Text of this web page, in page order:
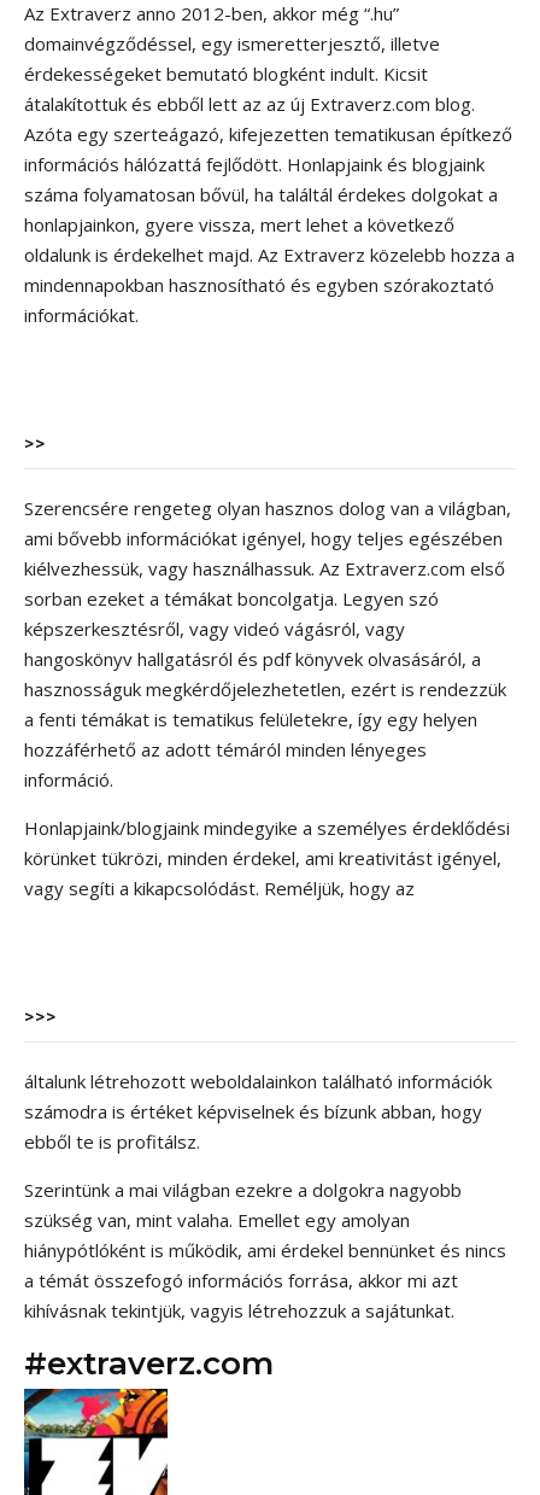
Az Extraverz anno 2012-ben, akkor még “.hu”
domainvégződéssel, egy ismeretterjesztő, illetve
érdekességeket bemutató blogként indult. Kicsit
átalakítottuk és ebből lett az az új Extraverz.com blog.
Azóta egy szerteágazó, kifejezetten tematikusan építkező
információs hálózattá fejlődött. Honlapjaink és blogjaink
száma folyamatosan bővül, ha találtál érdekes dolgokat a
honlapjainkon, gyere vissza, mert lehet a következő
oldalunk is érdekelhet majd. Az Extraverz közelebb hozza a
mindennapokban hasznosítható és egyben szórakoztató
információkat.
>>
Szerencsére rengeteg olyan hasznos dolog van a világban,
ami bővebb információkat igényel, hogy teljes egészében
kiélvezhessük, vagy használhassuk. Az Extraverz.com első
sorban ezeket a témákat boncolgatja. Legyen szó
képszerkesztésről, vagy videó vágásról, vagy
hangoskönyv hallgatásról és pdf könyvek olvasásáról, a
hasznosságuk megkérdőjelezhetetlen, ezért is rendezzük
a fenti témákat is tematikus felületekre, így egy helyen
hozzáférhető az adott témáról minden lényeges
információ.
Honlapjaink/blogjaink mindegyike a személyes érdeklődési
körünket tükrözi, minden érdekel, ami kreativitást igényel,
vagy segíti a kikapcsolódást. Reméljük, hogy az
>>>
általunk létrehozott weboldalainkon található információk
számodra is értéket képviselnek és bízunk abban, hogy
ebből te is profitálsz.
Szerintünk a mai világban ezekre a dolgokra nagyobb
szükség van, mint valaha. Emellet egy amolyan
hiánypótlóként is működik, ami érdekel bennünket és nincs
a témát összefogó információs forrása, akkor mi azt
kihívásnak tekintjük, vagyis létrehozzuk a sajátunkat.
#extraverz.com